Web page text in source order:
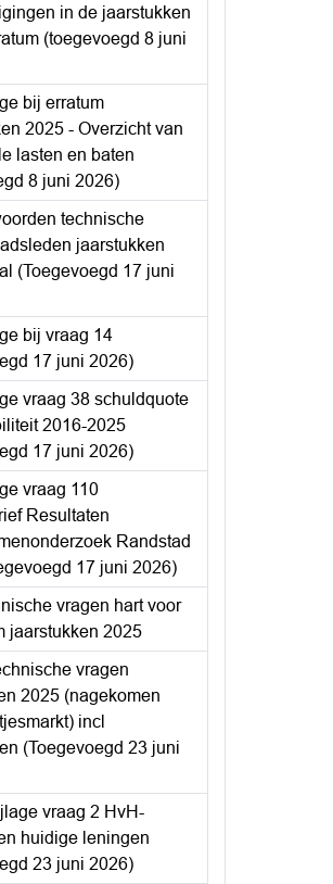
in de jaarstukken
(toegevoegd 8 juni
bij erratum
2025 - Overzicht van
lasten en baten
8 juni 2026)
technische
jaarstukken
(Toegevoegd 17 juni
bij vraag 14
17 juni 2026)
vraag 38 schuldquote
2016-2025
17 juni 2026)
vraag 110
Resultaten
Randstad
17 juni 2026)
vragen hart voor
jaarstukken 2025
vragen
2025 (nagekomen
incl
(Toegevoegd 23 juni
vraag 2 HvH-
huidige leningen
23 juni 2026)